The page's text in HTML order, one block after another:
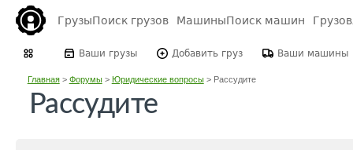
ГрузыПоиск грузов МашиныПоиск машин
Ваши грузы Добавить груз Ваши машины
Главная> Форумы> Юридические вопросы> Рассудите
Рассудите